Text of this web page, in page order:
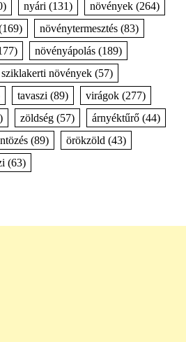
nyári (131) növények(264)
növénytermesztés(83)
növényápolás(189)
sziklakerti növények(57)
tavaszi (89) virágok(277)
zöldség(57) árnyéktűrő(44)
(89) örökzöld (43)
(63)